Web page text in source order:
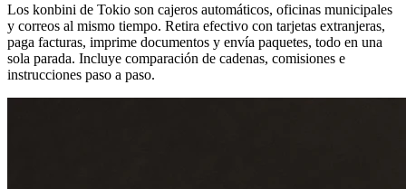
Los konbini de Tokio son cajeros automáticos, oficinas municipales
y correos al mismo tiempo. Retira efectivo con tarjetas extranjeras,
paga facturas, imprime documentos y envía paquetes, todo en una
sola parada. Incluye comparación de cadenas, comisiones e
instrucciones paso a paso.